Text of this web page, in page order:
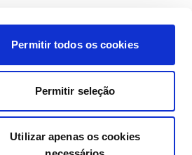
Permitir todos os cookies
Permitir seleção
Utilizar apenas os cookies